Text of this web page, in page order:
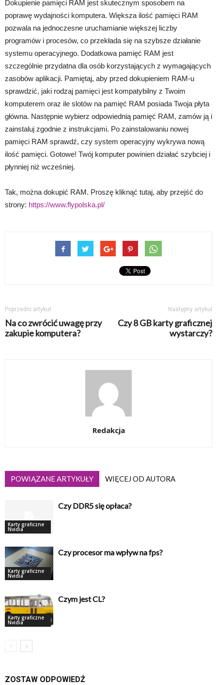
Dokupienie pamięci RAM jest skutecznym sposobem na
poprawę wydajności komputera. Większa ilość pamięci RAM
pozwala na jednoczesne uruchamianie większej liczby
programów i procesów, co przekłada się na szybsze działanie
systemu operacyjnego. Dodatkowa pamięć RAM jest
szczególnie przydatna dla osób korzystających z wymagających
zasobów aplikacji. Pamiętaj, aby przed dokupieniem RAM-u
sprawdzić, jaki rodzaj pamięci jest kompatybilny z Twoim
komputerem oraz ile slotów na pamięć RAM posiada Twoja płyta
główna. Następnie wybierz odpowiednią pamięć RAM, zamów ją i
zainstaluj zgodnie z instrukcjami. Po zainstalowaniu nowej
pamięci RAM sprawdź, czy system operacyjny wykrywa nową
ilość pamięci. Gotowe! Twój komputer powinien działać szybciej i
płynniej niż wcześniej.
Tak, można dokupić RAM. Proszę kliknąć tutaj, aby przejść do
strony: https://www.flypolska.pl/
Poprzedni artykuł
Na co zwrócić uwagę przy
zakupie komputera?
Następny artykuł
Czy 8 GB karty graficznej
wystarczy?
Redakcja
POWIĄZANE ARTYKUŁY WIĘCEJ OD AUTORA
Karty graficzne
Nvidia
Czy DDR5 się opłaca?
Karty graficzne
Nvidia
Czy procesor ma wpływ na fps?
Karty graficzne
Nvidia
Czym jest CL?
ZOSTAW ODPOWIEDŹ